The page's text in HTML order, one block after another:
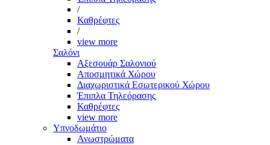
/
Καθρέφτες
/
view more
Σαλόνι
Αξεσουάρ Σαλονιού
Αποσμητικά Χώρου
Διαχωριστικά Εσωτερικού Χώρου
Έπιπλα Τηλεόρασης
Καθρέφτες
view more
Υπνοδωμάτιο
Ανωστρώματα